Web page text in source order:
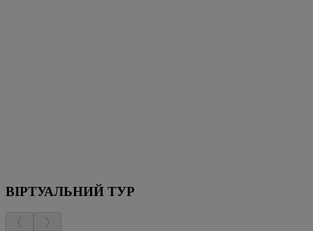
ВІРТУАЛЬНИЙ ТУР